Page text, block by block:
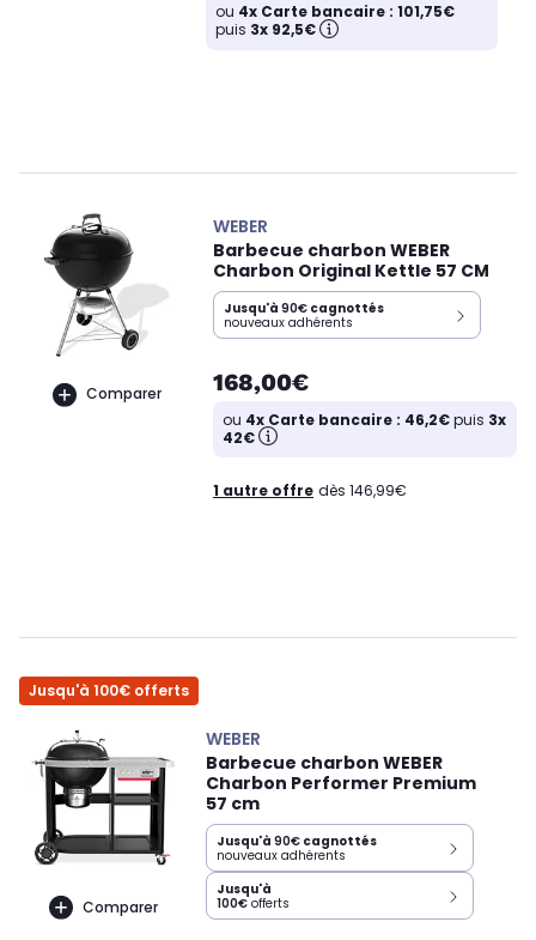
ou 4x Carte bancaire : 101,75€
puis 3x 92,5€
Comparer
WEBER
Barbecue charbon WEBER
Charbon Original Kettle 57 CM
Jusqu'à 90€ cagnottés
nouveaux adhérents
168,00€
ou 4x Carte bancaire : 46,2€puis 3x
42€
1 autre offre dès 146,99€
Jusqu'à 100€ offerts
Comparer
WEBER
Barbecue charbon WEBER
Charbon Performer Premium
57 cm
Jusqu'à 90€ cagnottés
nouveaux adhérents
Jusqu'à
100€ offerts